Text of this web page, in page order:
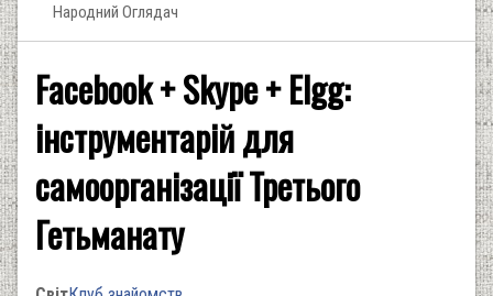
Народний Оглядач
Facebook + Skype + Elgg:
інструментарій для
самоорганізації Третього
Гетьманату